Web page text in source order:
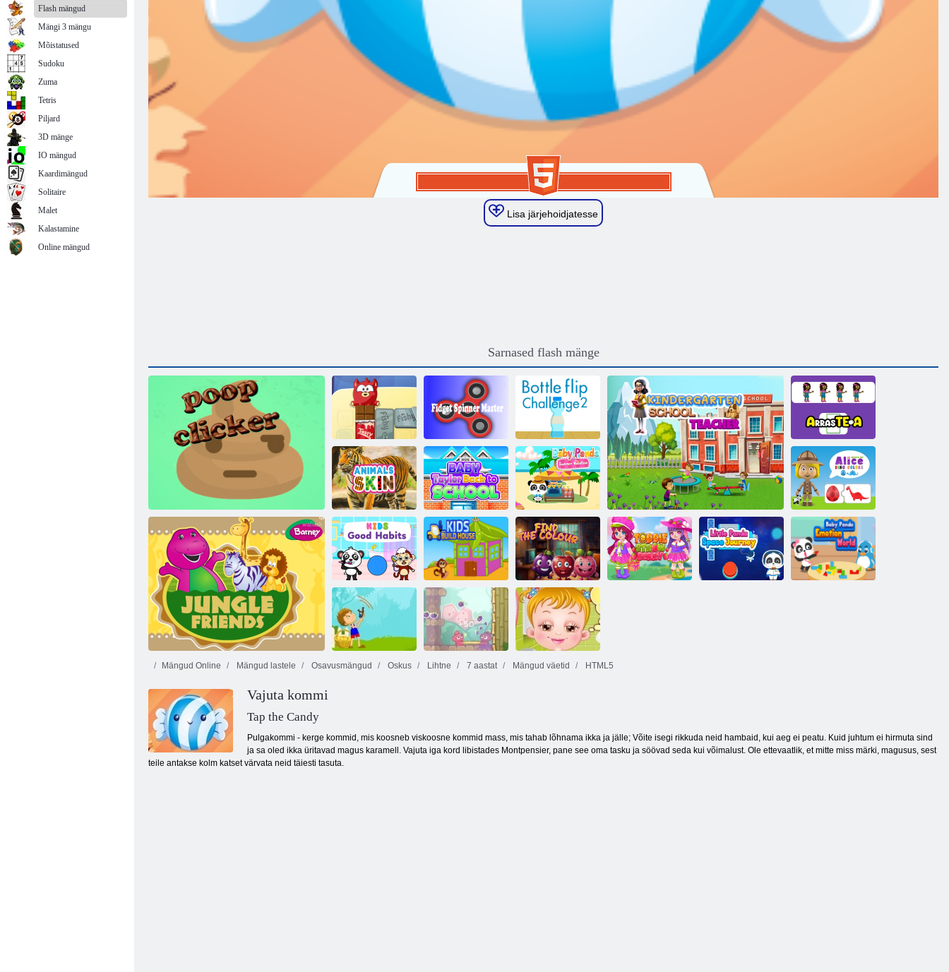
Lisa järjehoidjatesse
Sarnased flash mänge
Poop Clicker 2
Mini muncher
Nihelema
Spinner Master
Pudeli klapp
väljakutse 2
Arrastea
Loomade nahk
Beebi Taylor
tagasi kooli
Baby Panda
suvepuhkus
Alice Dino
värvide maailm
Laste head
harjumused
Lapsed ehitavad
maja
Leidke värv
Mängud Online Mängud lastele Osavusmängud Oskus Lihtne 7 aastat Mängud väetid HTML5
Vajuta kommi
Tap the Candy
Pulgakommi - kerge kommid, mis koosneb viskoosne kommid mass, mis tahab lõhnama ikka ja jälle; Võite isegi rikkuda neid hambaid, kui aeg ei peatu. Kuid juhtum ei hirmuta sind
ja sa oled ikka üritavad magus karamell. Vajuta iga kord libistades Montpensier, pane see oma tasku ja söövad seda kui võimalust. Ole ettevaatlik, et mitte miss märki, magusus, sest
teile antakse kolm katset värvata neid täiesti tasuta.
Flash mängud
Mängi 3 mängu
Mõistatused
Sudoku
Zuma
Tetris
Piljard
3D mänge
IO mängud
Kaardimängud
Solitaire
Malet
Kalastamine
Online mängud